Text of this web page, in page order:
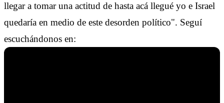
llegar a tomar una actitud de hasta acá llegué yo e Israel
quedaría en medio de este desorden político". Seguí
escuchándonos en: